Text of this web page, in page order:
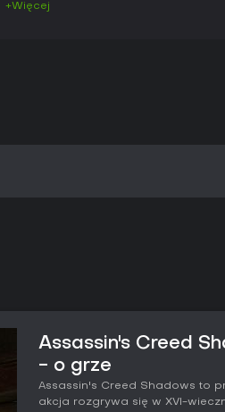
+Więcej
Assassin's Creed
- o grze
Assassin's Creed Shadows to
akcja rozgrywa się w XVI-